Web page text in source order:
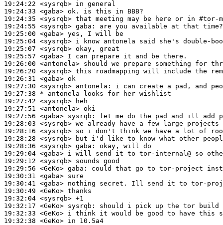
19:24:22 <sysrqb>
19:24:33 <gaba>
19:24:35 <sysrqb>
19:24:55 <sysrqb> gaba:
19:25:00 <gaba>
19:25:04 <sysrqb>
19:25:07 <sysrqb>
19:25:57 <gaba>
19:26:00 <antonela>
19:26:20 <sysrqb>
19:26:31 <gaba>
19:27:30 <sysrqb> antonela:
19:27:38 * antonela
looks for her wishlist
19:27:42 <sysrqb>
19:27:51 <antonela>
19:27:56 <gaba> sysrqb:
19:28:03 <sysrqb>
19:28:16 <sysrqb>
19:28:28 <sysrqb>
19:28:36 <sysrqb> gaba:
19:29:04 <gaba>
19:29:12 <sysrqb>
19:29:56 <GeKo> gaba:
19:30:31 <gaba>
19:30:41 <gaba>
19:30:49 <GeKo>
19:32:04 <sysrqb>
19:32:17 <GeKo> sysrqb:
19:32:33 <GeKo>
19:32:38 <GeKo>